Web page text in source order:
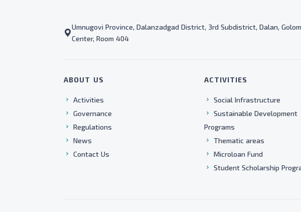
Umnugovi Province, Dalanzadgad District, 3rd Subdistrict, Dalan,
Center, Room 404
ABOUT US
Activities
Governance
Regulations
News
Contact Us
ACTIVITIES
Social Infrastructure
Sustainable Development
Programs
Thematic areas
Microloan Fund
Student Scholarship